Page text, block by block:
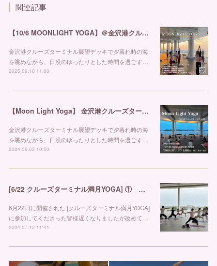
関連記事
【10/6 MOONLIGHT YOGA】＠金沢港クルーズターミナル
金沢港クルーズターミナル展望デッキで夕暮れ時の海
を眺めながら、日没のゆったりとした時間を過ごす…
2025.09.10 11:00
【Moon Light Yoga】 金沢港クルーズターミナルヨガ 金沢ヨガスタジオ リブラ
金沢港クルーズターミナル展望デッキで夕暮れ時の海
を眺めながら、日没のゆったりとした時間を過ごす…
2024.09.03 10:50
[6/22 クルーズターミナル満月YOGA] ① 金沢市ヨガスタジオ リブラ
6月22日に開催された [クルーズターミナル満月YOGA]
に参加してくださった皆様遅くなりましたが改めて…
2024.07.12 11:41